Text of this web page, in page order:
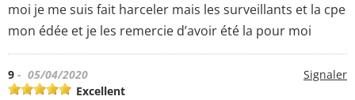
moi je me suis fait harceler mais les surveillants et la cpe
mon édée et je les remercie d’avoir été la pour moi
Signaler
9 - 05/04/2020
Excellent